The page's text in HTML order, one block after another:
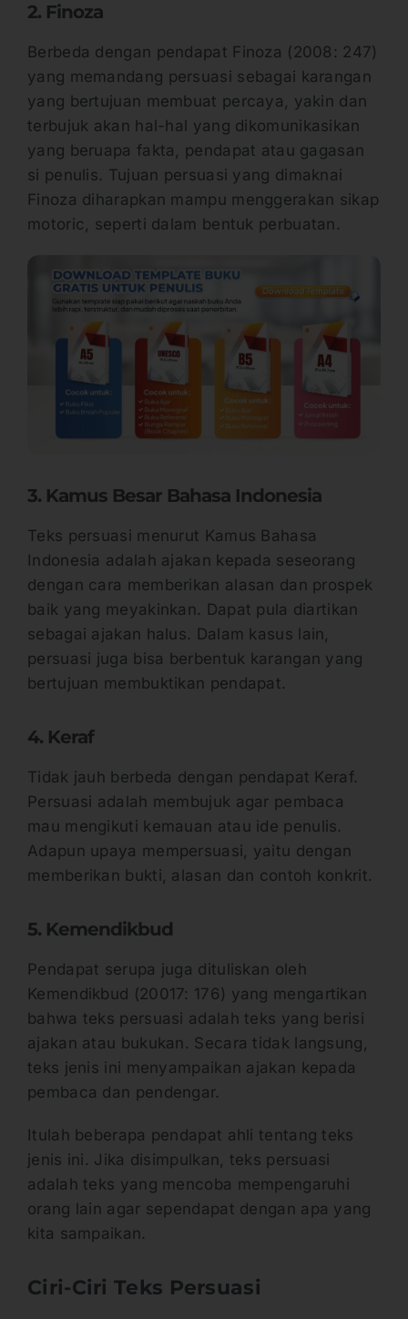
2. Finoza
Berbeda dengan pendapat Finoza (2008: 247)
yang memandang persuasi sebagai karangan
yang bertujuan membuat percaya, yakin dan
terbujuk akan hal-hal yang dikomunikasikan
yang beruapa fakta, pendapat atau gagasan
si penulis. Tujuan persuasi yang dimaknai
Finoza diharapkan mampu menggerakan sikap
motoric, seperti dalam bentuk perbuatan.
3. Kamus Besar Bahasa Indonesia
Teks persuasi menurut Kamus Bahasa
Indonesia adalah ajakan kepada seseorang
dengan cara memberikan alasan dan prospek
baik yang meyakinkan. Dapat pula diartikan
sebagai ajakan halus. Dalam kasus lain,
persuasi juga bisa berbentuk karangan yang
bertujuan membuktikan pendapat.
4. Keraf
Tidak jauh berbeda dengan pendapat Keraf.
Persuasi adalah membujuk agar pembaca
mau mengikuti kemauan atau ide penulis.
Adapun upaya mempersuasi, yaitu dengan
memberikan bukti, alasan dan contoh konkrit.
5. Kemendikbud
Pendapat serupa juga dituliskan oleh
Kemendikbud (20017: 176) yang mengartikan
bahwa teks persuasi adalah teks yang berisi
ajakan atau bukukan. Secara tidak langsung,
teks jenis ini menyampaikan ajakan kepada
pembaca dan pendengar.
Itulah beberapa pendapat ahli tentang teks
jenis ini. Jika disimpulkan, teks persuasi
adalah teks yang mencoba mempengaruhi
orang lain agar sependapat dengan apa yang
kita sampaikan.
Ciri-Ciri Teks Persuasi